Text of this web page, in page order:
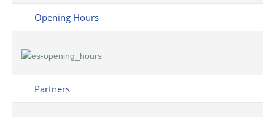
Opening Hours
Partners